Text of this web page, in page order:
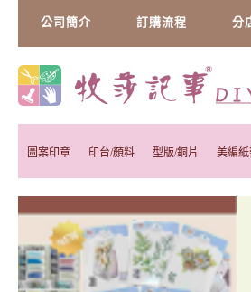
公司簡介 訂購流程 分
圖案印章 印台/顏料 型版/銅片 美編